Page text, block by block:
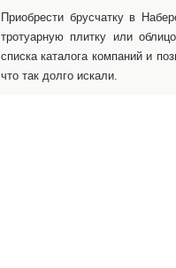
Приобрести брусчатку в
тротуарную плитку или
списка каталога компаний и
что так долго искали.